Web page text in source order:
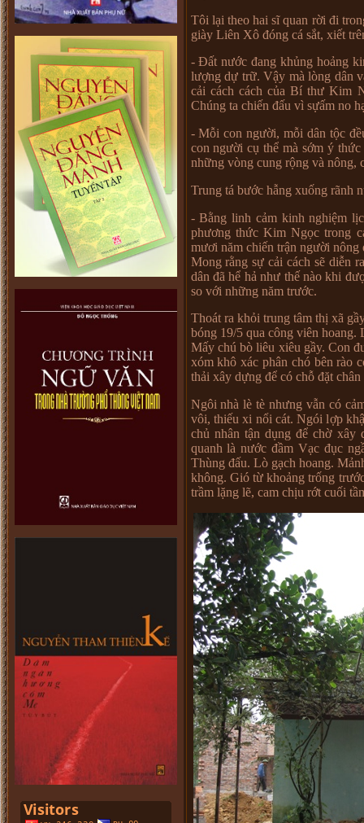
Tôi lại theo hai sĩ quan rời đi
giày Liên Xô đóng cá sắt, xiết
- Đất nước đang khủng hoảng
lượng dự trữ. Vậy mà lòng dân
cải cách cách của Bí thư Kim
Chúng ta chiến đấu vì sựấm no h
- Mỗi con người, mỗi dân tộc đề
con người cụ thể mà sớm ý thức
những vòng cung rộng và nông,
Trung tá bước hẫng xuống rãnh n
-Bằng linh cảm kinh nghiệm lị
phương thức Kim Ngọc trong c
mươi năm chiến trận người nông
Mong rằng sự cải cách sẽ diễn
dân đã hể hả như thếnào khi đ
so với những năm trước.
Thoát ra khỏi trung tâm thị xã gầ
bóng 19/5 qua công viên hoang.
Mấy chú bò liêu xiêu gầy. Con đ
xóm khô xác phân chó bên rào c
thải xây dựng đểcó chỗđặt chân
Ngôi nhà lè tè nhưng vẫn có cả
vôi, thiếu xi nổi cát. Ngói lợp khậ
chủ nhân tận dụng để chờxây
quanh là nước đầm Vạc đục ng
Thùng đấu. Lò gạch hoang. Mả
không. Gió từkhoảng trống trướ
trầm lặng lẽ, cam chịu rớt cuối tầ